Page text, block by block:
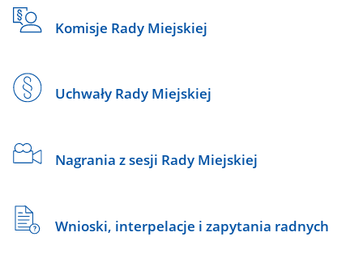
Komisje Rady Miejskiej
Uchwały Rady Miejskiej
Nagrania z sesji Rady Miejskiej
Wnioski, interpelacje i zapytania radnych